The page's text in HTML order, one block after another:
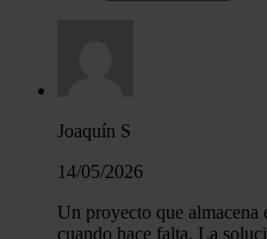
Joaquín S
14/05/2026
Un proyecto que almacena
cuando hace falta. La